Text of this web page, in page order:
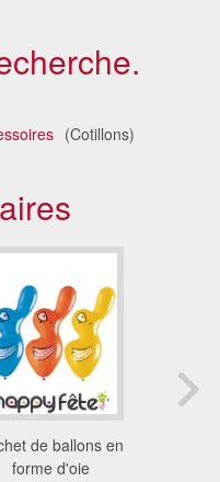
(Cotillons)
de ballons en
forme d'oie